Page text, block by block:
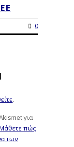
0
.
για
πώς
των